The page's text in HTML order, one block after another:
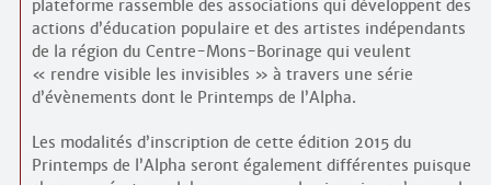
plateforme rassemble des associations qui développent des
actions d’éducation populaire et des artistes indépendants
de la région du Centre-Mons-Borinage qui veulent
« rendre visible les invisibles » à travers une série
d’évènements dont le Printemps de l’Alpha.
Les modalités d’inscription de cette édition 2015 du
Printemps de l’Alpha seront également différentes puisque